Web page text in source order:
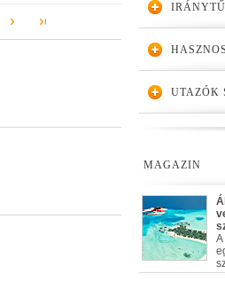
IRÁNYTŰ
UTAZÓK
MAGAZIN